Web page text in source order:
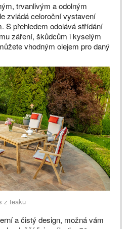
trvanlivým a odolným
zvládá celoroční vystavení
S přehledem odolává střídání
záření, škůdcům i kyselým
vhodným olejem pro daný
z teaku
a čistý design, možná vám